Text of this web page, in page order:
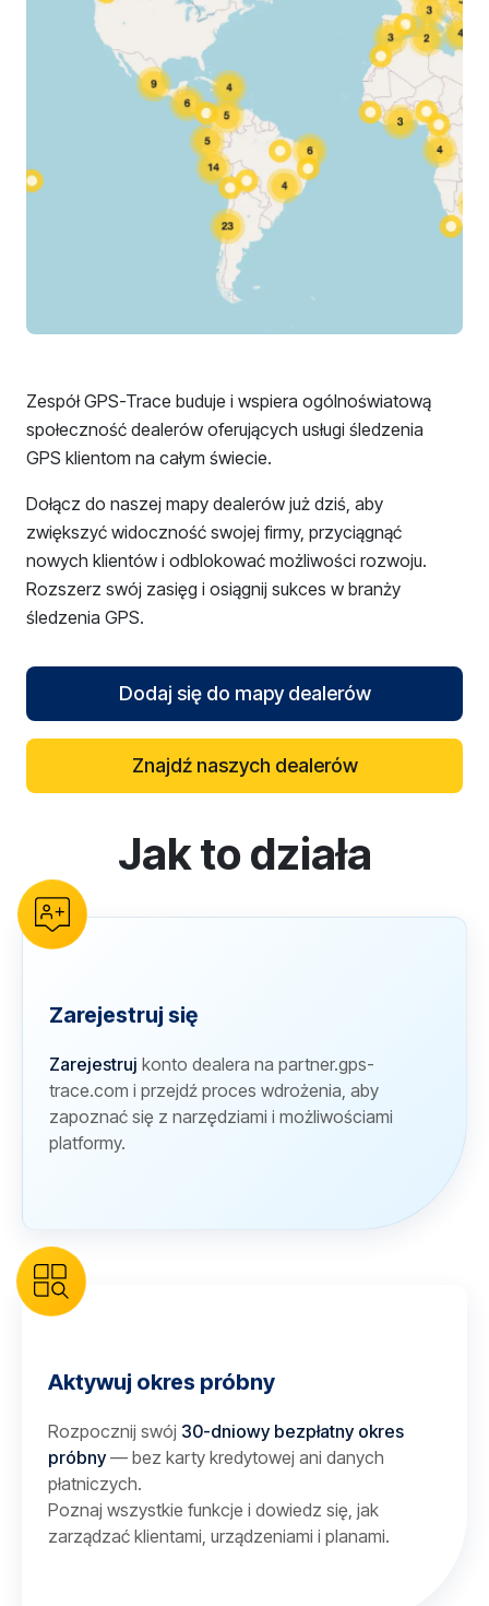
Zespół GPS-Trace buduje i wspiera ogólnoświatową
społeczność dealerów oferujących usługi śledzenia
GPS klientom na całym świecie.
Dołącz do naszej mapy dealerów już dziś, aby
zwiększyć widoczność swojej firmy, przyciągnąć
nowych klientów i odblokować możliwości rozwoju.
Rozszerz swój zasięg i osiągnij sukces w branży
śledzenia GPS.
Dodaj się do mapy dealerów
Znajdź naszych dealerów
reCAPTCHA verificationJak to działa
Zarejestruj się
Zarejestruj konto dealera na partner.gps-
trace.com i przejdź proces wdrożenia, aby
zapoznać się z narzędziami i możliwościami
platformy.
Aktywuj okres próbny
Rozpocznij swój 30-dniowy bezpłatny okres
próbny— bez karty kredytowej ani danych
płatniczych.
Poznaj wszystkie funkcje i dowiedz się, jak
zarządzać klientami, urządzeniami i planami.